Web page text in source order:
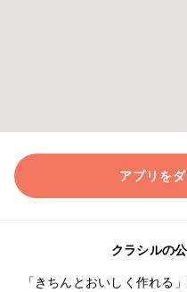
アプリを
クラシルの
「きちんとおいしく作れる